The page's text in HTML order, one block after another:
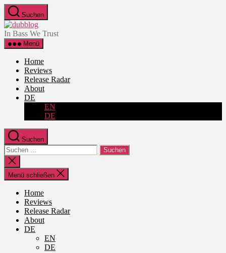
Zum
Inhalt
springen
Suchen
dubblog
In Bass We Trust
Menü
Home
Reviews
Release Radar
About
DE
EN
DE
Suchen
Suche
nach:
Suche
schließen
Menü schließen
Home
Reviews
Release Radar
About
DE
EN
DE